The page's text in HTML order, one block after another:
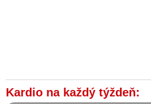
Kardio na každý týždeň: